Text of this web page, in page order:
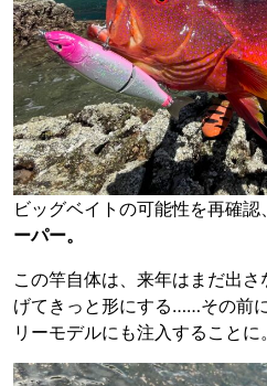
ビッグベイトの可能性を再確認、
ーパー。
この竿自体は、来年はまだ出
げてきっと形にする……その前
リーモデルにも注入することに。